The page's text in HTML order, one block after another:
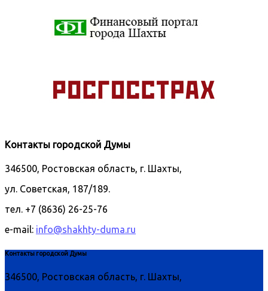
Контакты городской Думы
346500, Ростовская область, г. Шахты,
ул. Советская, 187/189.
тел. +7 (8636) 26-25-76
e-mail: info@shakhty-duma.ru
Контакты городской Думы
346500, Ростовская область, г. Шахты,